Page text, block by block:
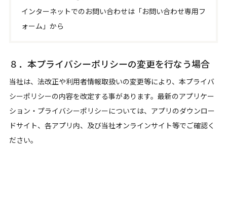
インターネットでのお問い合わせは「お問い合わせ専用フ
ォーム」から
８．本プライバシーポリシーの変更を行なう場合
当社は、法改正や利用者情報取扱いの変更等により、本プライバ
シーポリシーの内容を改定する事があります。最新のアプリケー
ション・プライバシーポリシーについては、アプリのダウンロー
ドサイト、各アプリ内、及び当社オンラインサイト等でご確認く
ださい。